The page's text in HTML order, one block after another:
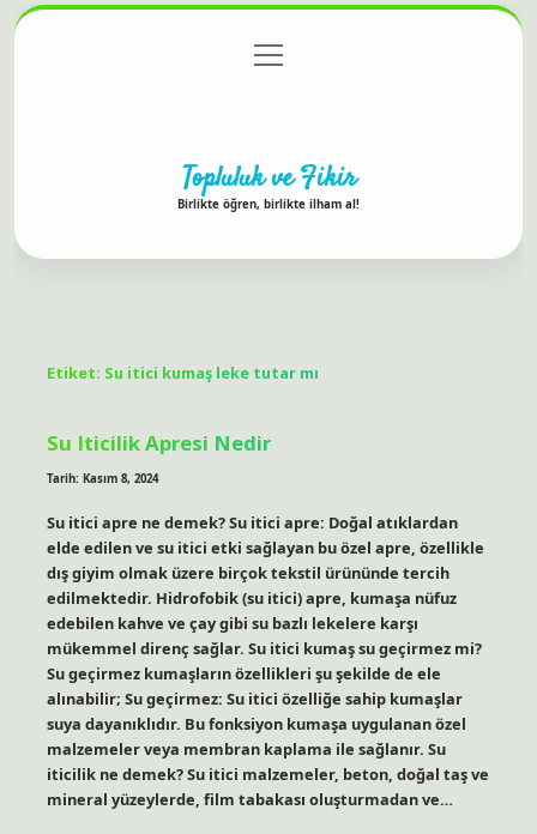
Gizlilik Politikası
menüyü
aç
Topluluk ve Fikir
Birlikte öğren, birlikte ilham al!
Etiket: Su itici kumaş leke tutar mı
Su Iticilik Apresi Nedir
Tarih: Kasım 8, 2024
Su itici apre ne demek? Su itici apre: Doğal atıklardan
elde edilen ve su itici etki sağlayan bu özel apre, özellikle
dış giyim olmak üzere birçok tekstil ürününde tercih
edilmektedir. Hidrofobik (su itici) apre, kumaşa nüfuz
edebilen kahve ve çay gibi su bazlı lekelere karşı
mükemmel direnç sağlar. Su itici kumaş su geçirmez mi?
Su geçirmez kumaşların özellikleri şu şekilde de ele
alınabilir; Su geçirmez: Su itici özelliğe sahip kumaşlar
suya dayanıklıdır. Bu fonksiyon kumaşa uygulanan özel
malzemeler veya membran kaplama ile sağlanır. Su
iticilik ne demek? Su itici malzemeler, beton, doğal taş ve
mineral yüzeylerde, film tabakası oluşturmadan ve…